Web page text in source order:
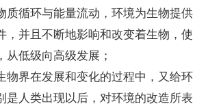
质循环与能量流动，环境为生物提供
，并且不断地影响和改变着生物，使
低级向高级发展；
界在发展和变化的过程中，又给环
是人类出现以后，对环境的改造所表